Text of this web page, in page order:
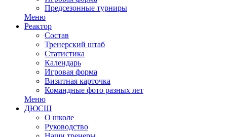
Предсезонные турниры
Меню
Реактор
Состав
Тренерский штаб
Статистика
Календарь
Игровая форма
Визитная карточка
Командные фото разных лет
Меню
ДЮСШ
О школе
Руководство